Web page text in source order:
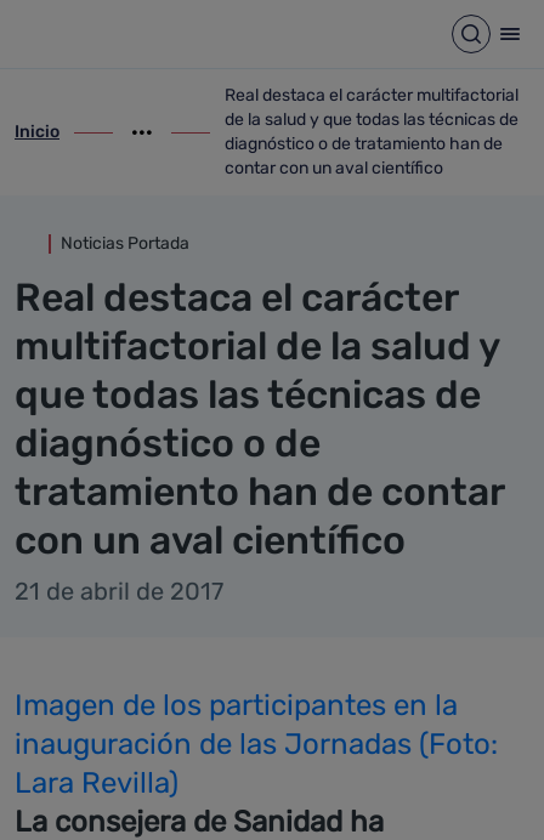
Abrir
ir-a inicio
Inicio
Mostrar opciones del camino de migas
ir-a Real destaca el carácter
Real destaca el carácter multifactorial
de la salud y que todas las técnicas de
diagnóstico o de tratamiento han de
contar con un aval científico
Noticias Portada
Real destaca el carácter
multifactorial de la salud y
que todas las técnicas de
diagnóstico o de
tratamiento han de contar
con un aval científico
21 de abril de 2017
Imagen de los participantes en la
inauguración de las Jornadas (Foto:
Lara Revilla)
La consejera de Sanidad ha